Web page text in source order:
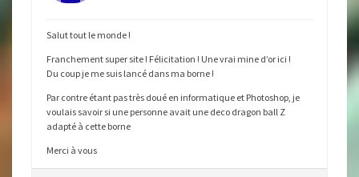
Salut tout le monde !
Franchement super site ! Félicitation ! Une vrai mine d’or ici !
Du coup je me suis lancé dans ma borne !
Par contre étant pas très doué en informatique et Photoshop, je
voulais savoir si une personne avait une deco dragon ball Z
adapté à cette borne
Merci à vous